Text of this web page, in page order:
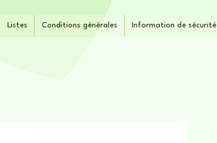
Listes Conditions générales Information de sécurité